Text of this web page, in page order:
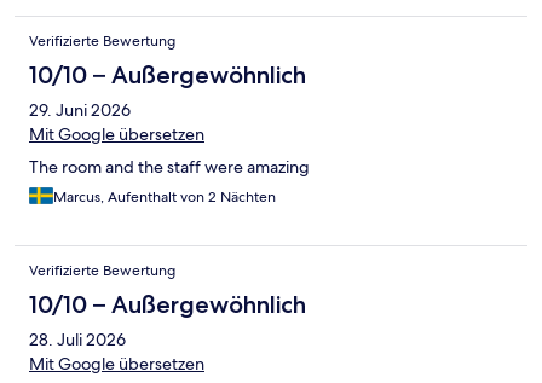
Verifizierte Bewertung
10/10 – Außergewöhnlich
29. Juni 2026
Mit Google übersetzen
The room and the staff were amazing
Marcus, Aufenthalt von 2 Nächten
Verifizierte Bewertung
10/10 – Außergewöhnlich
28. Juli 2026
Mit Google übersetzen